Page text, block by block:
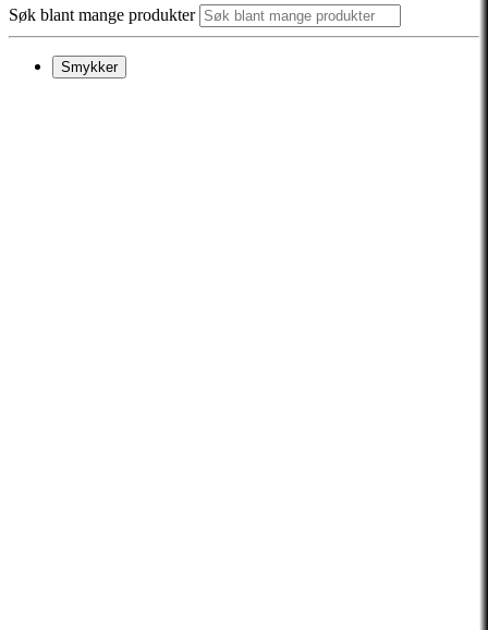
Søk blant mange produkter
Smykker